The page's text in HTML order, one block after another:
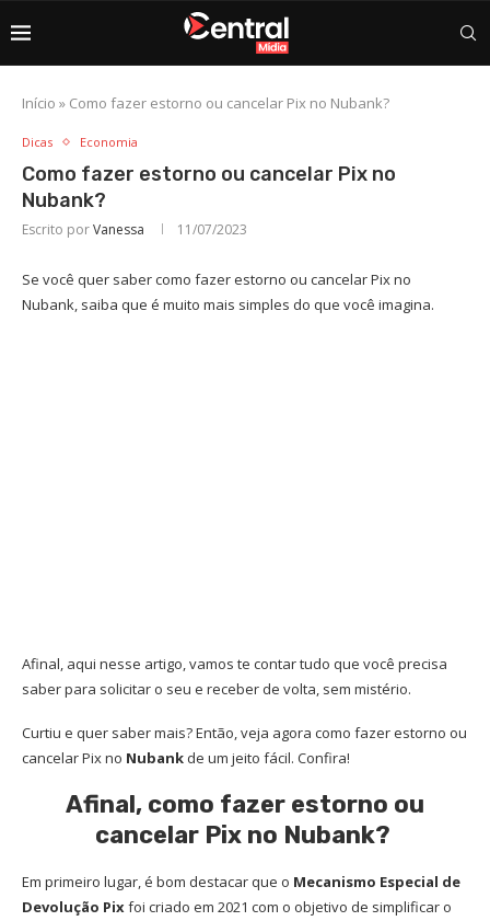
Início » Como fazer estorno ou cancelar Pix no Nubank?
Dicas Economia
Como fazer estorno ou cancelar Pix no
Nubank?
Escrito porVanessa 11/07/2023
Se você quer saber como fazer estorno ou cancelar Pix no
Nubank, saiba que é muito mais simples do que você imagina.
Afinal, aqui nesse artigo, vamos te contar tudo que você precisa
saber para solicitar o seu e receber de volta, sem mistério.
Curtiu e quer saber mais? Então, veja agora como fazer estorno ou
cancelar Pix no Nubank de um jeito fácil. Confira!
Afinal, como fazer estorno ou
cancelar Pix no Nubank?
Em primeiro lugar, é bom destacar que o Mecanismo Especial de
Devolução Pixfoi criado em 2021 com o objetivo de simplificar o